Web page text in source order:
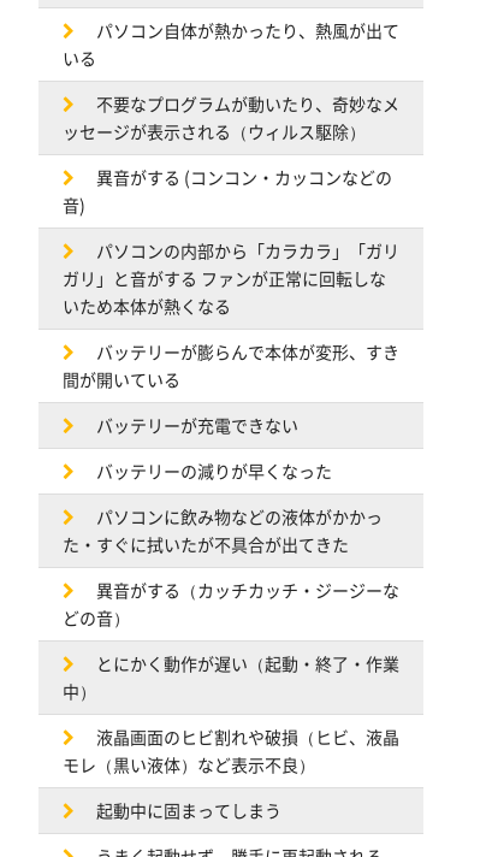
パソコン自体が熱かったり、熱風が出て
いる
不要なプログラムが動いたり、奇妙なメ
ッセージが表示される（ウィルス駆除）
異音がする (コンコン・カッコンなどの
音)
パソコンの内部から「カラカラ」「ガリ
ガリ」と音がする ファンが正常に回転しな
いため本体が熱くなる
バッテリーが膨らんで本体が変形、すき
間が開いている
バッテリーが充電できない
バッテリーの減りが早くなった
パソコンに飲み物などの液体がかかっ
た・すぐに拭いたが不具合が出てきた
異音がする（カッチカッチ・ジージーな
どの音）
とにかく動作が遅い（起動・終了・作業
中）
液晶画面のヒビ割れや破損（ヒビ、液晶
モレ（黒い液体）など表示不良）
起動中に固まってしまう